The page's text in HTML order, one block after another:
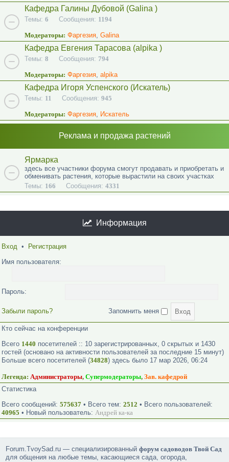
Кафедра Галины Дубовой (Galina )
Темы: 6 Сообщения: 1194
Модераторы: Фаргезия Galina
Кафедра Евгения Тарасова (alpika )
Темы: 8 Сообщения: 794
Модераторы: Фаргезия alpika
Кафедра Игоря Успенского (Искатель)
Темы: 11 Сообщения: 945
Модераторы: Фаргезия Искатель
Реклама и продажа растений
Ярмарка
здесь все участники форума смогут продавать и приобретать и
обменивать растения, которые вырастили на своих участках
Темы: 166 Сообщения: 4331
Информация
Вход • Регистрация
Имя пользователя:
Пароль:
Забыли пароль? Запомнить меня
Кто сейчас на конференции
Всего 1440 посетителей :: 10 зарегистрированных, 0 скрытых и 1430
гостей (основано на активности пользователей за последние 15 минут)
Больше всего посетителей (34828) здесь было 17 мар 2026, 06:24
Легенда: Администраторы, Супермодераторы, Зав. кафедрой
Статистика
Всего сообщений: 575637 • Всего тем: 2512 • Всего пользователей:
40965 • Новый пользователь: Андрей ка-ка
Forum.TvoySad.ru — специализированныйфорум садоводов Твой Сад
для общения на любые темы, касающиеся сада, огорода,